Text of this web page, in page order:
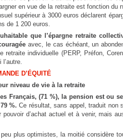
en vue de la retraite est fonction du
supérieur à 3000 euros déclarent
de 1 200 euros.
que l’épargne retraite
avec, le cas échéant, un
retraite individuelle (PERP, Préfon,
l’autre.
D’ÉQUITÉ
niveau de vie à la retraite
Français, (71 %), la pension est ou
%. Ce résultat, sans appel, traduit non
pouvoir d’achat actuel et à venir, mais
plus optimistes, la moitié considère